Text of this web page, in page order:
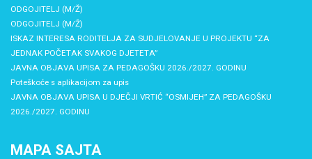
ODGOJITELJ (M/Ž)
ODGOJITELJ (M/Ž)
ISKAZ INTERESA RODITELJA ZA SUDJELOVANJE U PROJEKTU “ZA
JEDNAK POČETAK SVAKOG DJETETA”
JAVNA OBJAVA UPISA ZA PEDAGOŠKU 2026./2027. GODINU
Poteškoće s aplikacijom za upis
JAVNA OBJAVA UPISA U DJEČJI VRTIĆ “OSMIJEH” ZA PEDAGOŠKU
2026./2027. GODINU
MAPA SAJTA